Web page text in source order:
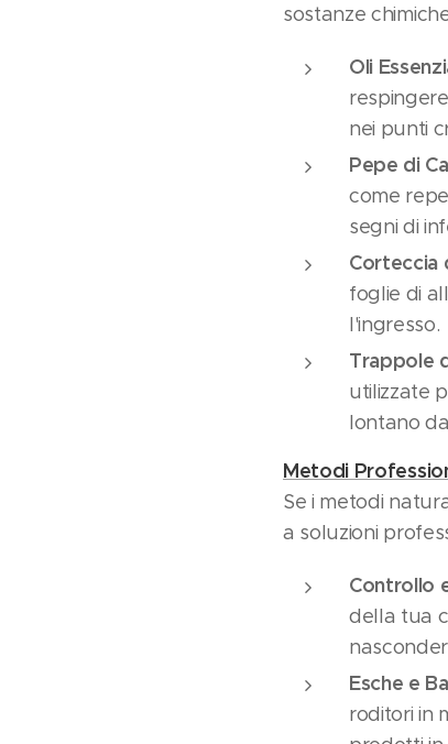
sostanze
Oli
nei punti
Pepe di
come
segni di
Corteccia
foglie di
l'ingresso.
Trappole
utilizzate
lontano
Metodi
Se i metodi
a soluzioni
Controllo
della tua
Esche e
roditori in